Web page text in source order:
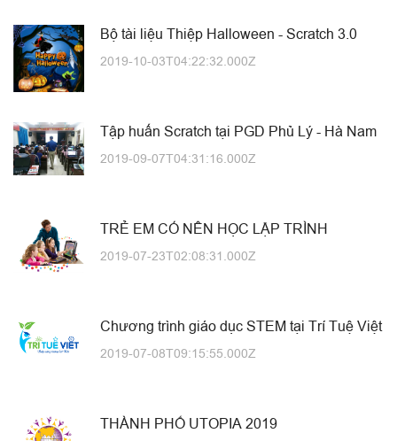
Bộ tài liệu Thiệp Halloween - Scratch 3.0
2019-10-03T04:22:32.000Z
Tập huấn Scratch tại PGD Phủ Lý - Hà Nam
2019-09-07T04:31:16.000Z
TRẺ EM CÓ NÊN HỌC LẬP TRÌNH
2019-07-23T02:08:31.000Z
Chương trình giáo dục STEM tại Trí Tuệ Việt
2019-07-08T09:15:55.000Z
THÀNH PHỐ UTOPIA 2019